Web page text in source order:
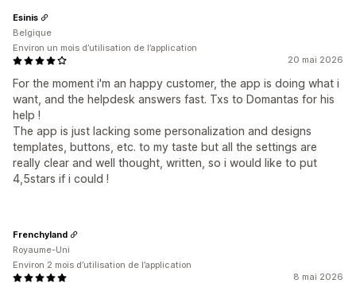
20 mai 2026
For the moment i'm an happy customer, the app is doing what i
want, and the helpdesk answers fast. Txs to Domantas for his
help !
The app is just lacking some personalization and designs
templates, buttons, etc. to my taste but all the settings are
really clear and well thought, written, so i would like to put
4,5stars if i could !
Esinis
Belgique
Environ un mois d’utilisation de l’application
8 mai 2026
Frenchyland
Royaume-Uni
Environ 2 mois d’utilisation de l’application